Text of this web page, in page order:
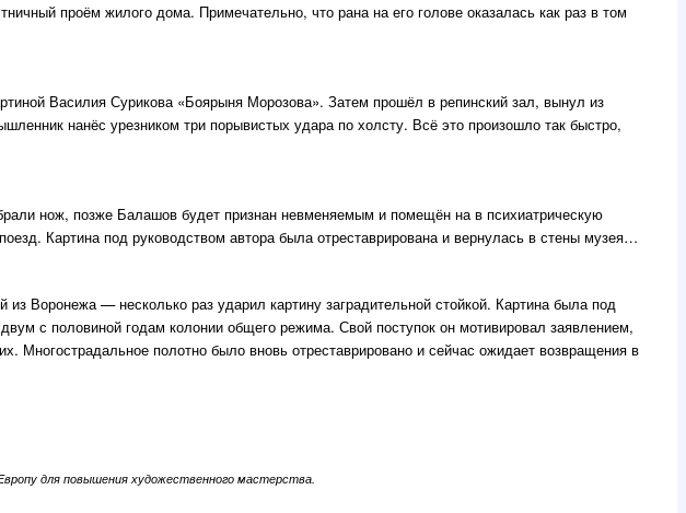
проём жилого дома. Примечательно, что рана на его голове оказалась как раз в том
Василия Сурикова «Боярыня Морозова». Затем прошёл в репинский зал, вынул из
нанёс урезником три порывистых удара по холсту. Всё это произошло так быстро,
нож, позже Балашов будет признан невменяемым и помещён на в психиатрическую
Картина под руководством автора была отреставрирована и вернулась в стены музея…
Воронежа — несколько раз ударил картину заградительной стойкой. Картина была под
с половиной годам колонии общего режима. Свой поступок он мотивировал заявлением,
Многострадальное полотно было вновь отреставрировано и сейчас ожидает возвращения в
для повышения художественного мастерства.